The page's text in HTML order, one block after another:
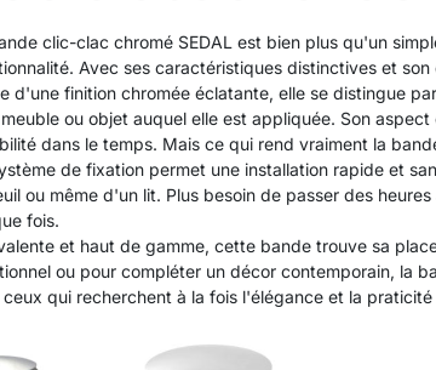
clic-clac chromé SEDAL est bien plus qu'un
Avec ses caractéristiques distinctives et
d'une finition chromée éclatante, elle se distingue
ou objet auquel elle est appliquée. Son
dans le temps. Mais ce qui rend vraiment la
de fixation permet une installation rapide et
ou même d'un lit. Plus besoin de passer des
fois.
et haut de gamme, cette bande trouve sa
ou pour compléter un décor contemporain, la
ceux qui recherchent à la fois l'élégance et la